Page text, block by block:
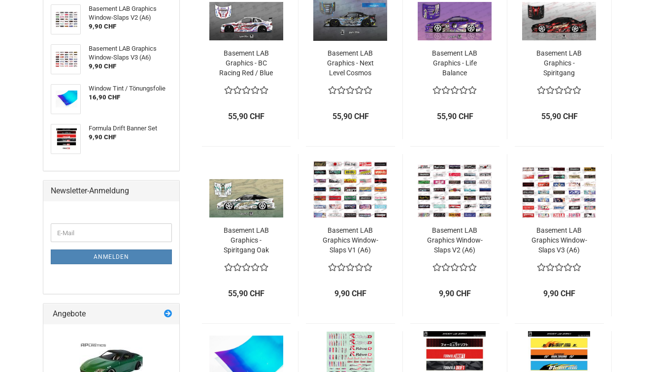
Basement LAB
Graphics - BC
Racing Red / Blue
55,90 CHF
Basement LAB
Graphics - Next
Level Cosmos
55,90 CHF
Basement LAB
Graphics - Life
Balance
55,90 CHF
Basement LAB
Graphics -
Spiritgang
55,90 CHF
Basement LAB
Graphics -
Spiritgang Oak
55,90 CHF
Basement LAB
Graphics Window-
Slaps V1 (A6)
9,90 CHF
Basement LAB
Graphics Window-
Slaps V2 (A6)
9,90 CHF
Basement LAB
Graphics Window-
Slaps V3 (A6)
9,90 CHF
Basement LAB Graphics
Window-Slaps V2 (A6)
9,90 CHF
Basement LAB Graphics
Window-Slaps V3 (A6)
9,90 CHF
Window Tint / Tönungsfolie
16,90 CHF
Formula Drift Banner Set
9,90 CHF
Newsletter-Anmeldung
ZUR
E-
Mail
ANMELDEN
Angebote